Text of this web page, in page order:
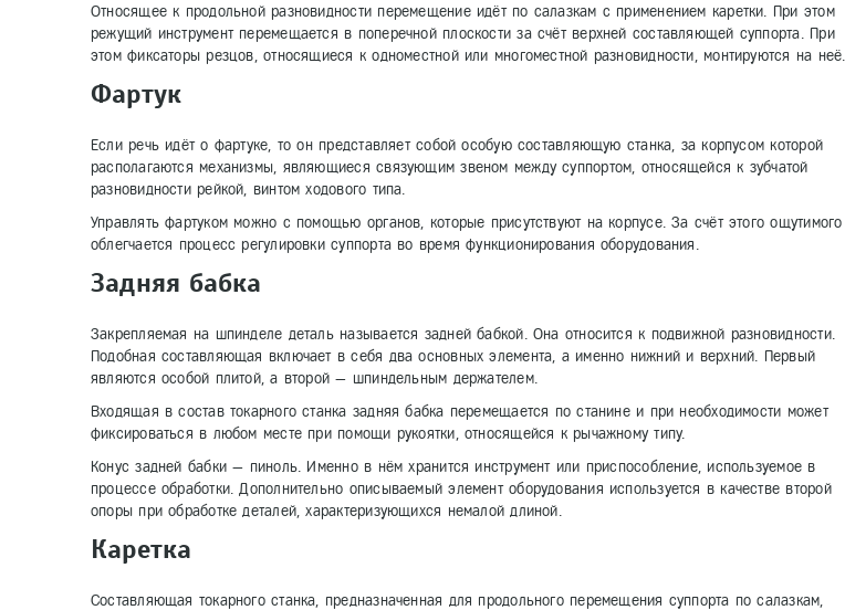
Относящее к продольной разновидности перемещение идёт по салазкам с применением каретки. При этом
режущий инструмент перемещается в поперечной плоскости за счёт верхней составляющей суппорта. При
этом фиксаторы резцов, относящиеся к одноместной или многоместной разновидности, монтируются на неё.
Фартук
Если речь идёт о фартуке, то он представляет собой особую составляющую станка, за корпусом которой
располагаются механизмы, являющиеся связующим звеном между суппортом, относящейся к зубчатой
разновидности рейкой, винтом ходового типа.
Управлять фартуком можно с помощью органов, которые присутствуют на корпусе. За счёт этого ощутимого
облегчается процесс регулировки суппорта во время функционирования оборудования.
Задняя бабка
Закрепляемая на шпинделе деталь называется задней бабкой. Она относится к подвижной разновидности.
Подобная составляющая включает в себя два основных элемента, а именно нижний и верхний. Первый
являются особой плитой, а второй — шпиндельным держателем.
Входящая в состав токарного станка задняя бабка перемещается по станине и при необходимости может
фиксироваться в любом месте при помощи рукоятки, относящейся к рычажному типу.
Конус задней бабки — пиноль. Именно в нём хранится инструмент или приспособление, используемое в
процессе обработки. Дополнительно описываемый элемент оборудования используется в качестве второй
опоры при обработке деталей, характеризующихся немалой длиной.
Каретка
Составляющая токарного станка, предназначенная для продольного перемещения суппорта по салазкам,